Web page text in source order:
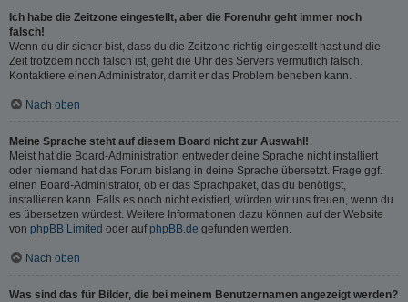
Ich habe die Zeitzone eingestellt, aber die Forenuhr geht immer noch
falsch!
Wenn du dir sicher bist, dass du die Zeitzone richtig eingestellt hast und die
Zeit trotzdem noch falsch ist, geht die Uhr des Servers vermutlich falsch.
Kontaktiere einen Administrator, damit er das Problem beheben kann.
Nach oben
Meine Sprache steht auf diesem Board nicht zur Auswahl!
Meist hat die Board-Administration entweder deine Sprache nicht installiert
oder niemand hat das Forum bislang in deine Sprache übersetzt. Frage ggf.
einen Board-Administrator, ob er das Sprachpaket, das du benötigst,
installieren kann. Falls es noch nicht existiert, würden wir uns freuen, wenn du
es übersetzen würdest. Weitere Informationen dazu können auf der Website
von phpBB Limited oder auf phpBB.de gefunden werden.
Nach oben
Was sind das für Bilder, die bei meinem Benutzernamen angezeigt werden?